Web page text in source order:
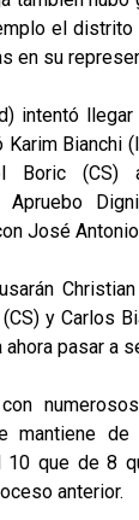
el distrito
en su
intentó
Bianchi
Boric (CS)
José
y Carlos
pasar a
mantiene
10 que de 8
anterior.